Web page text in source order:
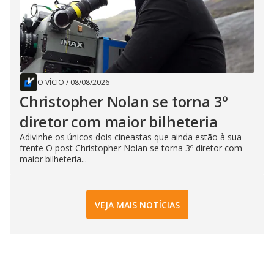
O VÍCIO / 08/08/2026
Christopher Nolan se torna 3º
diretor com maior bilheteria
Adivinhe os únicos dois cineastas que ainda estão à sua
frente O post Christopher Nolan se torna 3º diretor com
maior bilheteria...
VEJA MAIS NOTÍCIAS